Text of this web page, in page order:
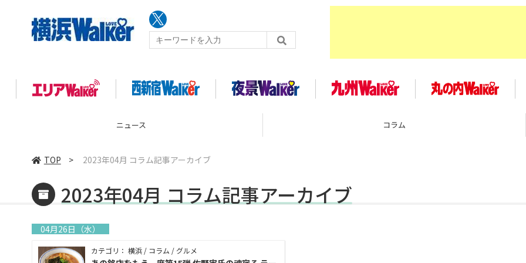
ニュース コラム
TOP > 2023年04月 コラム記事アーカイブ
2023年04月 コラム記事アーカイブ
04月26日（水）
カテゴリ： 横浜 / コラム / グルメ